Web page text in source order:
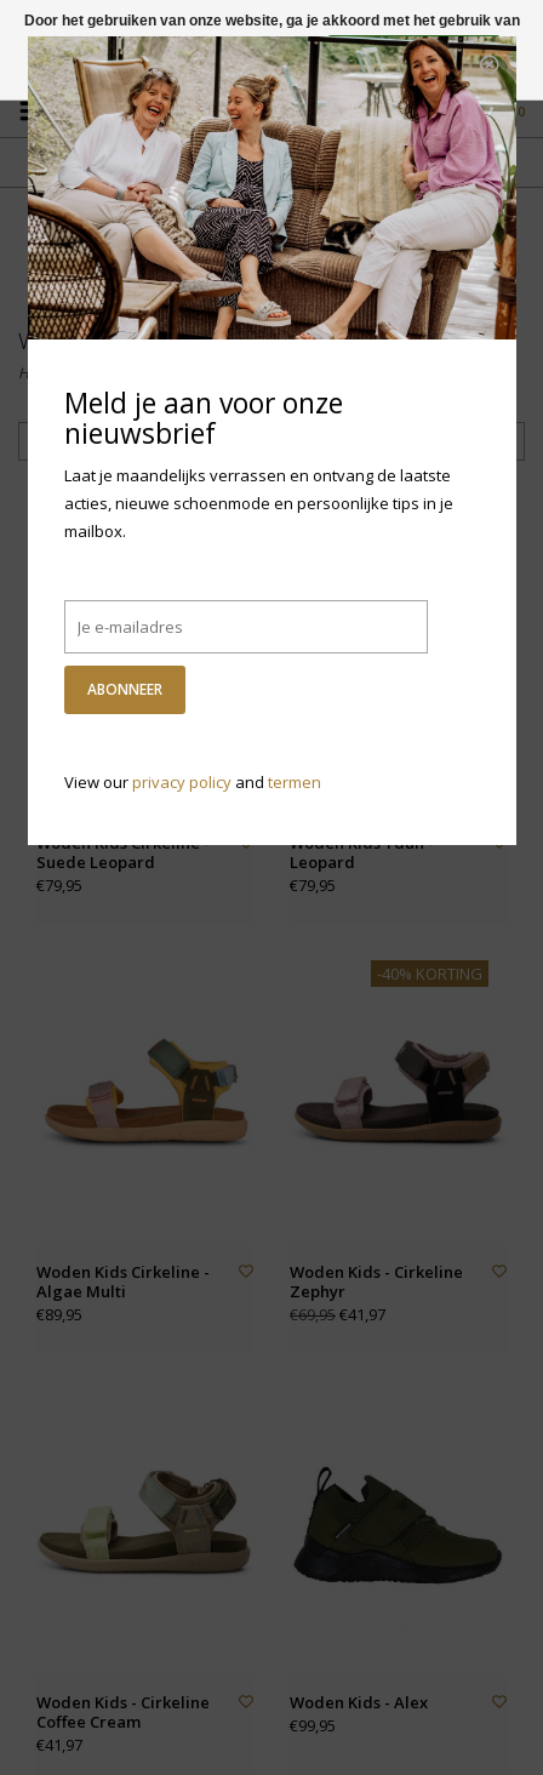
Vragen? App naar +31 58 250 1503
0
GRATIS VERZENDING NL
Vanaf € 75,-
FYSIEKE WINKEL
in Mantgum (frl)
fdad
Woden Kids
Home
Filteren
Woden Kids Cirkeline -
Suede Leopard
€79,95
Woden Kids Ydun -
Leopard
€79,95
Woden Kids Cirkeline -
Algae Multi
€89,95
-40% KORTING
Woden Kids - Cirkeline
Zephyr
€69,95€41,97
Woden Kids - Cirkeline
Coffee Cream
€41,97
Woden Kids - Alex
€99,95
Door het gebruiken van onze website, ga je akkoord met het gebruik van
cookies om onze website te verbeteren.
Dit bericht verbergen
Meer over cookies »
Meld je aan voor onze
nieuwsbrief
Laat je maandelijks verrassen en ontvang de laatste
acties, nieuwe schoenmode en persoonlijke tips in je
mailbox.
ABONNEER
View ourprivacy policyand termen